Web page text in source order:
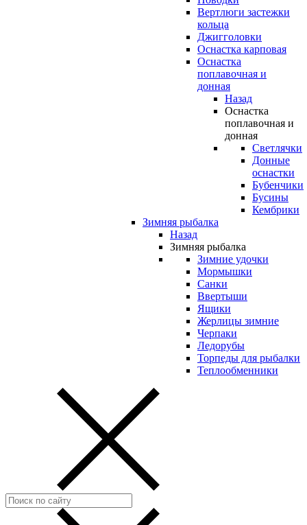
Вертлюги застежки
кольца
Джигголовки
Оснастка карповая
Оснастка
поплавочная и
донная
Назад
Оснастка
поплавочная и
донная
Светлячки
Донные
оснастки
Бубенчики
Бусины
Кембрики
Зимняя рыбалка
Назад
Зимняя рыбалка
Зимние удочки
Мормышки
Санки
Ввертыши
Ящики
Жерлицы зимние
Черпаки
Ледорубы
Торпеды для рыбалки
Теплообменники